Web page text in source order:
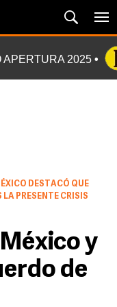
APERTURA 2025
DESTACÓ QUE
PRESENTE CRISIS
y
de